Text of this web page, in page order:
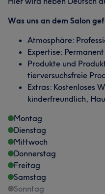
Was uns an dem Salon
Atmosphäre:
Expertise:
Produkte und
tierversuchsfreie
Extras: Kostenloses
kinderfreundlich,
Montag
Dienstag
Mittwoch
Donnerstag
Freitag
Samstag
Sonntag